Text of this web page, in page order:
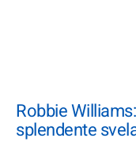
Robbie
splendente